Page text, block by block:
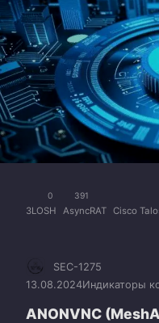
0 391
3LOSH AsyncRAT Cisco
SEC-1275
13.08.2024Индикаторы
ANONVNC